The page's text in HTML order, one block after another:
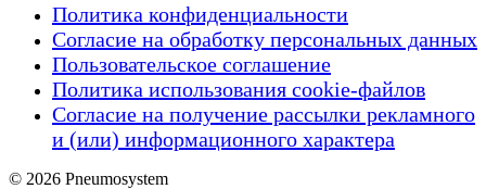
Политика конфиденциальности
Согласие на обработку персональных данных
Пользовательское соглашение
Политика использования cookie-файлов
Согласие на получение рассылки рекламного
и (или) информационного характера
© 2026 Pneumosystem